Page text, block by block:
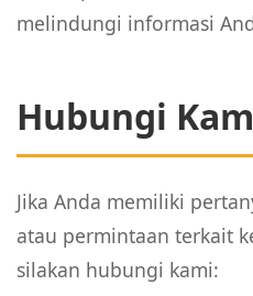
melindungi informasi
Hubungi
Jika Anda memiliki
atau permintaan terkait
silakan hubungi kami: